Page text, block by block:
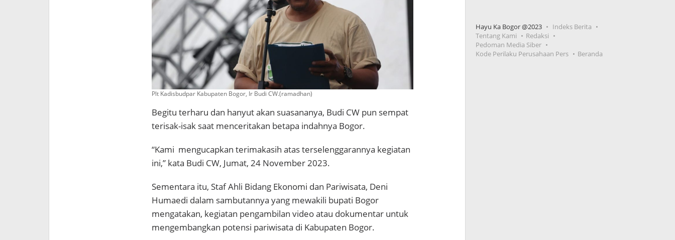
Plt Kadisbudpar Kabupaten Bogor, Ir Budi CW.(ramadhan)
Begitu terharu dan hanyut akan suasananya, Budi CW pun sempat
terisak-isak saat menceritakan betapa indahnya Bogor.
“Kami mengucapkan terimakasih atas terselenggarannya kegiatan
ini,” kata Budi CW, Jumat, 24 November 2023.
Sementara itu, Staf Ahli Bidang Ekonomi dan Pariwisata, Deni
Humaedi dalam sambutannya yang mewakili bupati Bogor
mengatakan, kegiatan pengambilan video atau dokumentar untuk
mengembangkan potensi pariwisata di Kabupaten Bogor.
Hayu Ka Bogor @2023
Indeks Berita
Tentang Kami
Redaksi
Pedoman Media Siber
Kode Perilaku Perusahaan Pers
Beranda